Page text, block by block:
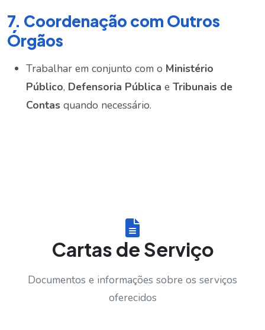
7. Coordenação com Outros
Órgãos
Trabalhar em conjunto com o Ministério
Público, Defensoria Pública e Tribunais de
Contas quando necessário.
Cartas de Serviço
Documentos e informações sobre os serviços
oferecidos